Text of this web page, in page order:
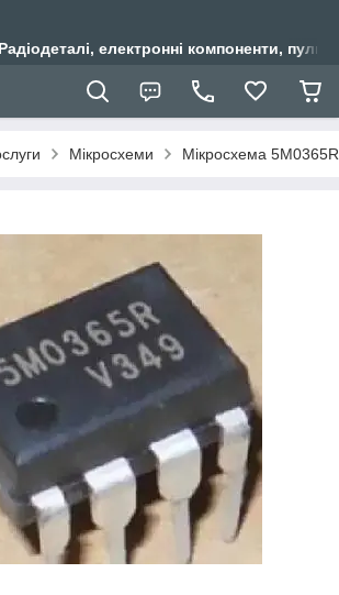
електронні компоненти,
Мікросхеми Мікросхема